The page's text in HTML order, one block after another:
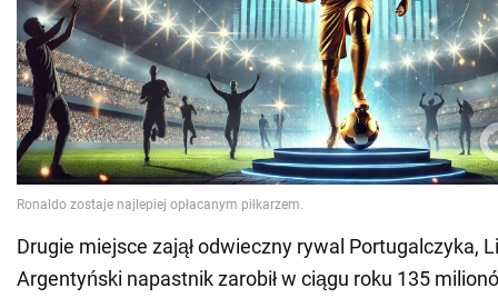
Drugie miejsce zajął odwieczny rywal Portugalczyka,
Argentyński napastnik zarobił w ciągu roku 135